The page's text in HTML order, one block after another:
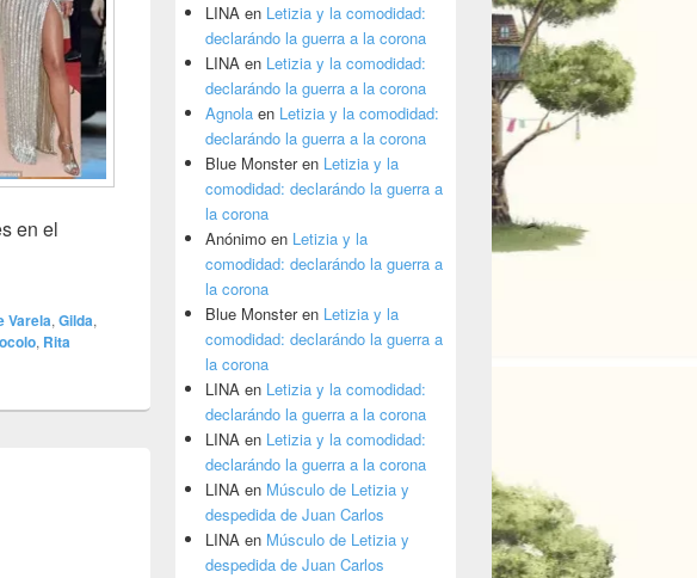
en el
pas de un otoño y una moneda en el aire
Varela, Gilda,
, Rita
LINA en Letizia y la comodidad:
declarándo la guerra a la corona
LINA en Letizia y la comodidad:
declarándo la guerra a la corona
Agnola en Letizia y la comodidad:
declarándo la guerra a la corona
Blue Monsteren Letizia y la
comodidad: declarándo la guerra a
la corona
Anónimo en Letizia y la
comodidad: declarándo la guerra a
la corona
Blue Monsteren Letizia y la
comodidad: declarándo la guerra a
la corona
LINA en Letizia y la comodidad:
declarándo la guerra a la corona
LINA en Letizia y la comodidad:
declarándo la guerra a la corona
LINA en Músculo de Letizia y
despedida de Juan Carlos
LINA en Músculo de Letizia y
despedida de Juan Carlos